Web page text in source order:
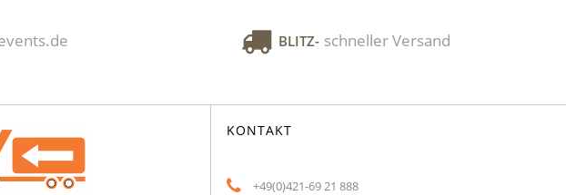
BLITZ- schneller Versand
KONTAKT
+49(0)421-69 21 888